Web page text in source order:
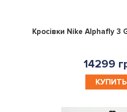
Кросівки Nike Alphafly 3
14299
КУПИТЬ